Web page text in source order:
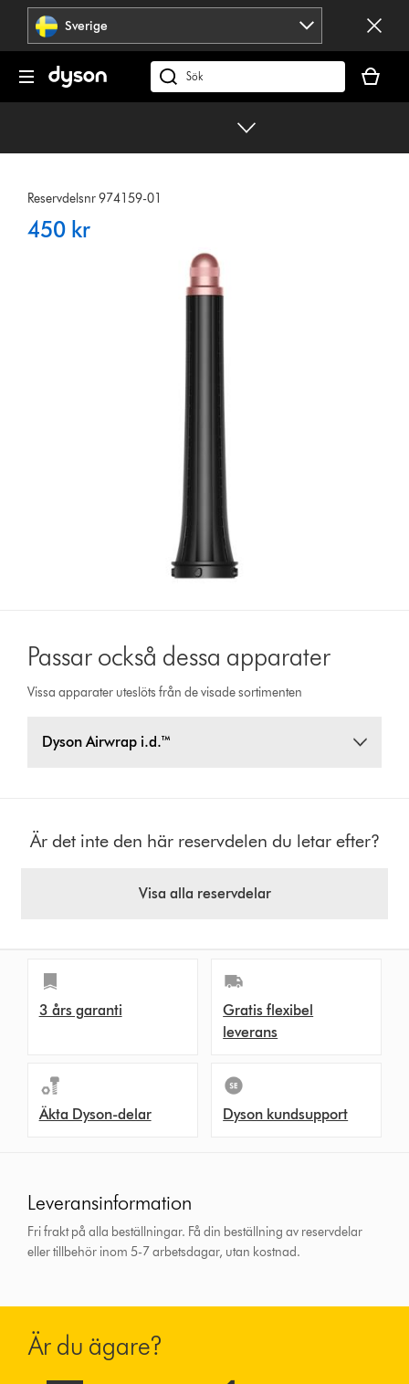
Hoppa
navigering
Sverige
Sök
på
är
tom
Reservdelsnr 974159-01
450 kr
Passar också dessa apparater
Vissa apparater uteslöts från de visade sortimenten
Dyson Airwrap i.d.™
Är det inte den här reservdelen du letar efter?
Visa alla reservdelar
3 års garanti
Gratis flexibel
leverans
Äkta Dyson-delar Dyson kundsupport
Leveransinformation
Fri frakt på alla beställningar. Få din beställning av reservdelar
eller tillbehör inom 5-7 arbetsdagar, utan kostnad.
Är du ägare?